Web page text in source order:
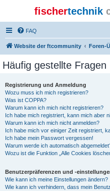
fischertechnik
FAQ
Website der ftcommunity Foren-
Häufig gestellte Fragen
Registrierung und Anmeldung
Wozu muss ich mich registrieren?
Was ist COPPA?
Warum kann ich mich nicht registrieren?
Ich habe mich registriert, kann mich aber
Warum kann ich mich nicht anmelden?
Ich habe mich vor einiger Zeit registriert,
Ich habe mein Passwort vergessen!
Warum werde ich automatisch
Wozu ist die Funktion „Alle Cookies
Benutzerpräferenzen und -
Wie kann ich meine Einstellungen ändern?
Wie kann ich verhindern, dass mein